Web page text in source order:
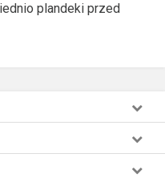
plandeki przed